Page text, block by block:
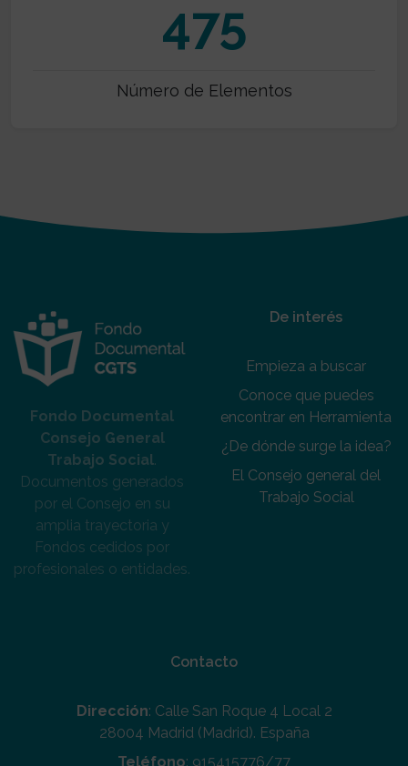
475
Número de Elementos
Fondo Documental
Consejo General
Trabajo Social.
Documentos generados
por el Consejo en su
amplia trayectoria y
Fondos cedidos por
profesionales o entidades.
De interés
Empieza a buscar
Conoce que puedes
encontrar en Herramienta
¿De dónde surge la idea?
El Consejo general del
Trabajo Social
Contacto
Dirección: Calle San Roque 4 Local 2
28004 Madrid (Madrid). España
Teléfono: 915415776/77